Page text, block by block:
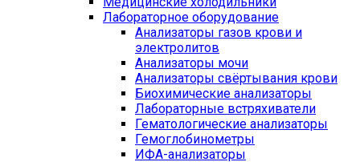
Лабораторное оборудование
Анализаторы газов крови и
электролитов
Анализаторы мочи
Анализаторы свёртывания крови
Биохимические анализаторы
Лабораторные встряхиватели
Гематологические анализаторы
Гемоглобинометры
ИФА-анализаторы